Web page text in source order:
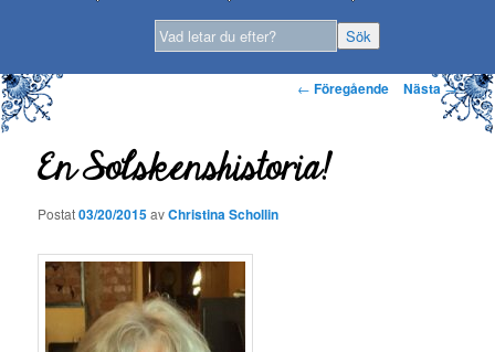
Inläggsnavigering
← Föregående Nästa→
En Solskenshistoria!
Postat03/20/2015avChristina Schollin